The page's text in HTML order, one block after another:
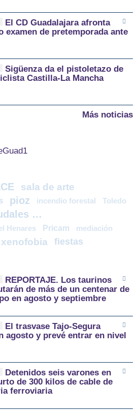
El CD Guadalajara afronta
examen de pretemporada ante
Sigüenza da el pistoletazo de
Castilla-La Mancha
Más noticias
sala de arte
pioz incendio forestal Toledo
malversación caudales públicos
Henares Pricam
mediación
xenofobia fiestas
REPORTAJE. Los taurinos
de más de un centenar de
en agosto y septiembre
El trasvase Tajo-Segura
agosto y prevé entrar en nivel
Detenidos seis varones en
de 300 kilos de cable de
ferroviaria